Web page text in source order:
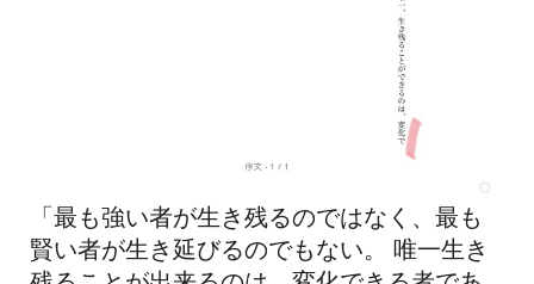
「最も強い者が生き残るのではなく、最も
賢い者が生き延びるのでもない。 唯一生き